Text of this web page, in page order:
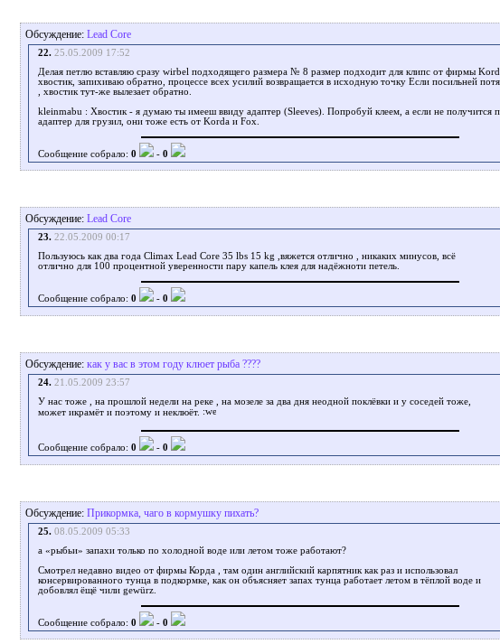
Обсуждение: Lead Core
22. 25.05.2009 17:52
Делая петлю вставляю сразу wirbel подходящего размера № 8 размер подходит для клипс от фирмы
хвостик, запихиваю обратно, процессе всех усилий возвращается в исходную точку Если посильней
, хвостик тут-же вылезает обратно.
kleinmabu : Xвостик - я думаю ты имееш ввиду адаптер (Sleeves). Попробуй клеем, а если не получится
адаптер для грузил, они тоже есть от Korda и Fox.
Сообщение собрало: 0 - 0
Обсуждение: Lead Core
23. 22.05.2009 00:17
Пользуюсь как два года Climax Lead Core 35 lbs 15 kg ,вяжется отлично , никаких минусов, всё
отлично для 100 процентной уверенности пару капель клея для надёжноти петель.
Сообщение собрало: 0 - 0
Обсуждение: как у вас в этом году клюет рыба ????
24. 21.05.2009 23:57
У нас тоже , на прошлой недели на реке , на мозеле за два дня неодной поклёвки и у соседей тоже,
может икрамёт и поэтому и неклюёт.
Сообщение собрало: 0 - 0
Обсуждение: Прикормка, чаго в кормушку пихать?
25. 08.05.2009 05:33
а «рыбьи» запахи только по холодной воде или летом тоже работают?
Смотрел недавно видео от фирмы Корда , там один английский карпятник как раз и использовал
консервированного тунца в подкормке, как он объясняет запах тунца работает летом в тёплой воде и
добовлял ёщё чили gewürz.
Сообщение собрало: 0 - 0